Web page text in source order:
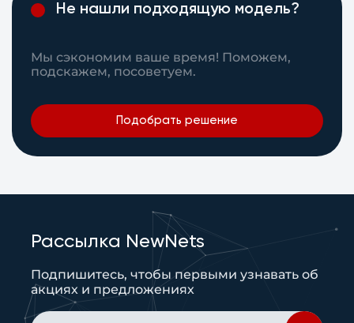
Не нашли подходящую модель?
Мы сэкономим ваше время! Поможем,
подскажем, посоветуем.
Подобрать решение
Рассылка NewNets
Подпишитесь, чтобы первыми узнавать об
акциях и предложениях